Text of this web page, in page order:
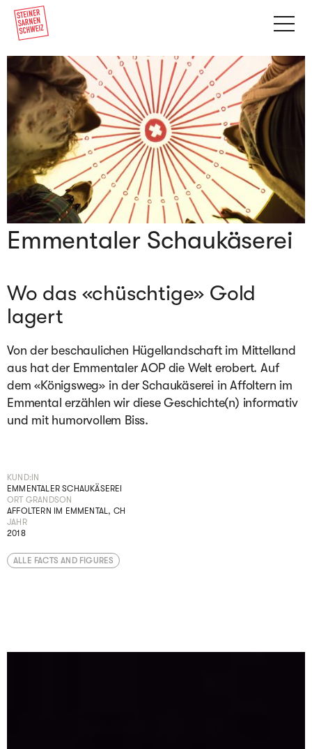
Emmentaler Schaukäserei
Wo das «chüschtige» Gold
lagert
Von der beschaulichen Hügellandschaft im Mittelland
aus hat der Emmentaler AOP die Welt erobert. Auf
dem «Königsweg» in der Schaukäserei in Affoltern im
Emmental erzählen wir diese Geschichte(n) informativ
und mit humorvollem Biss.
KUND:IN
EMMENTALER SCHAUKÄSEREI
ORT GRANDSON
AFFOLTERN IM EMMENTAL, CH
JAHR
2018
ALLE FACTS AND FIGURES